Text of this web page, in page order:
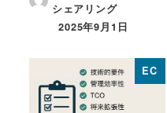
シェアリング
投稿日
2025年9月1日
EC